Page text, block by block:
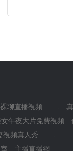
聊直播視頻
女午夜大片免費視頻
視頻真人秀
主播直播網